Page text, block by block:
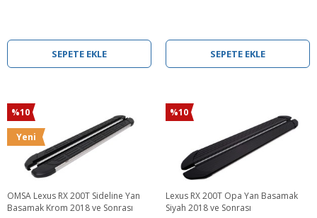
SEPETE EKLE SEPETE EKLE
%10
Yeni
OMSA Lexus RX 200T Sideline Yan
Basamak Krom 2018 ve Sonrası
%10
Lexus RX 200T Opa Yan Basamak
Siyah 2018 ve Sonrası